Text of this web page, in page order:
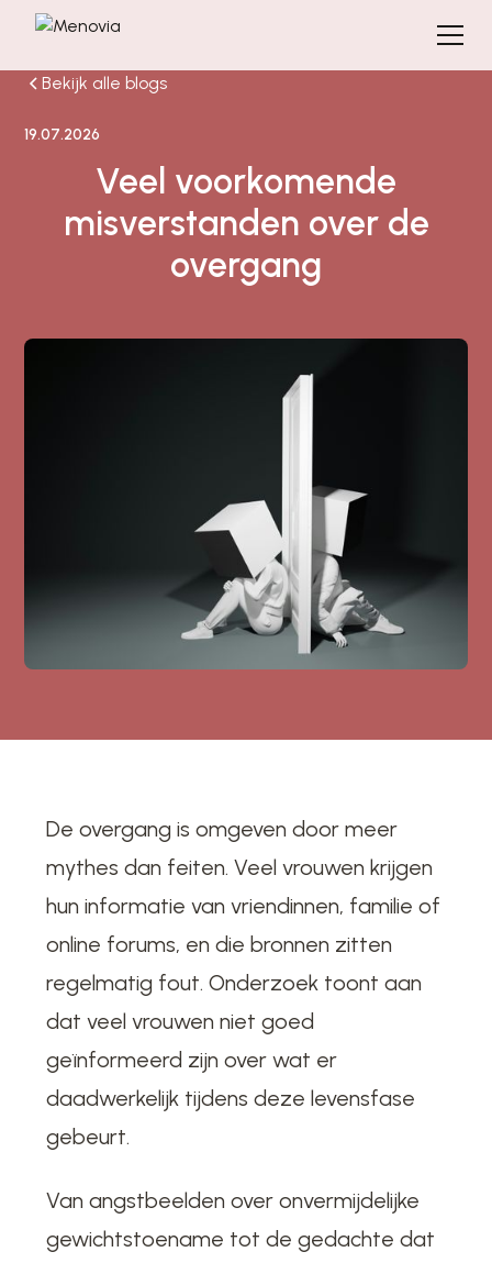
Bekijk alle blogs
19.07.2026
Veel voorkomende
misverstanden over de
overgang
De overgang is omgeven door meer
mythes dan feiten. Veel vrouwen krijgen
hun informatie van vriendinnen, familie of
online forums, en die bronnen zitten
regelmatig fout. Onderzoek toont aan
dat veel vrouwen niet goed
geïnformeerd zijn over wat er
daadwerkelijk tijdens deze levensfase
gebeurt.
Van angstbeelden over onvermijdelijke
gewichtstoename tot de gedachte dat